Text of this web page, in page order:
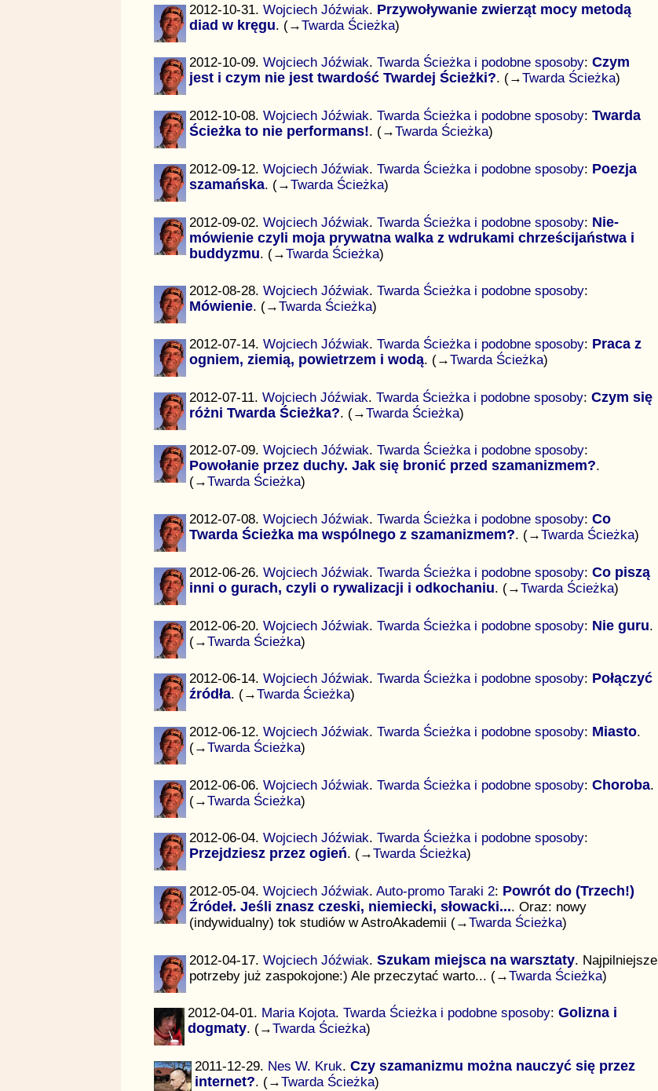
2012-10-31.Wojciech Jóźwiak. Przywoływanie zwierząt mocy metodą
diad w kręgu. (→Twarda Ścieżka)
2012-10-09.Wojciech Jóźwiak.Twarda Ścieżka i podobne sposoby:Czym
jest i czym nie jest twardość Twardej Ścieżki?. (→Twarda Ścieżka)
2012-10-08.Wojciech Jóźwiak.Twarda Ścieżka i podobne sposoby:Twarda
Ścieżka to nie performans!. (→Twarda Ścieżka)
2012-09-12.Wojciech Jóźwiak.Twarda Ścieżka i podobne sposoby: Poezja
szamańska. (→Twarda Ścieżka)
2012-09-02.Wojciech Jóźwiak.Twarda Ścieżka i podobne sposoby: Nie-
mówienie czyli moja prywatna walka z wdrukami chrześcijaństwa i
buddyzmu. (→Twarda Ścieżka)
2012-08-28.Wojciech Jóźwiak.Twarda Ścieżka i podobne sposoby:
Mówienie. (→Twarda Ścieżka)
2012-07-14.Wojciech Jóźwiak.Twarda Ścieżka i podobne sposoby: Praca z
ogniem, ziemią, powietrzem i wodą. (→Twarda Ścieżka)
2012-07-11.Wojciech Jóźwiak.Twarda Ścieżka i podobne sposoby:Czym się
różni Twarda Ścieżka?. (→Twarda Ścieżka)
2012-07-09.Wojciech Jóźwiak.Twarda Ścieżka i podobne sposoby:
Powołanie przez duchy. Jak się bronić przed szamanizmem?.
(→Twarda Ścieżka)
2012-07-08.Wojciech Jóźwiak.Twarda Ścieżka i podobne sposoby:Co
Twarda Ścieżka ma wspólnego z szamanizmem?. (→Twarda Ścieżka)
2012-06-26.Wojciech Jóźwiak.Twarda Ścieżka i podobne sposoby:Co piszą
inni o gurach, czyli o rywalizacji i odkochaniu. (→Twarda Ścieżka)
2012-06-20.Wojciech Jóźwiak.Twarda Ścieżka i podobne sposoby: Nie guru.
(→Twarda Ścieżka)
2012-06-14.Wojciech Jóźwiak.Twarda Ścieżka i podobne sposoby: Połączyć
źródła. (→Twarda Ścieżka)
2012-06-12.Wojciech Jóźwiak.Twarda Ścieżka i podobne sposoby: Miasto.
(→Twarda Ścieżka)
2012-06-06.Wojciech Jóźwiak.Twarda Ścieżka i podobne sposoby:Choroba.
(→Twarda Ścieżka)
2012-06-04.Wojciech Jóźwiak.Twarda Ścieżka i podobne sposoby:
Przejdziesz przez ogień. (→Twarda Ścieżka)
2012-05-04.Wojciech Jóźwiak.Auto-promo Taraki 2: Powrót do (Trzech!)
Źródeł. Jeśli znasz czeski, niemiecki, słowacki.... Oraz: nowy
(indywidualny) tok studiów w AstroAkademii (→Twarda Ścieżka)
2012-04-17.Wojciech Jóźwiak.Szukam miejsca na warsztaty. Najpilniejsze
potrzeby już zaspokojone:) Ale przeczytać warto... (→Twarda Ścieżka)
2012-04-01. Maria Kojota.Twarda Ścieżka i podobne sposoby:Golizna i
dogmaty. (→Twarda Ścieżka)
2011-12-29. Nes W. Kruk. Czy szamanizmu można nauczyć się przez
internet?. (→Twarda Ścieżka)